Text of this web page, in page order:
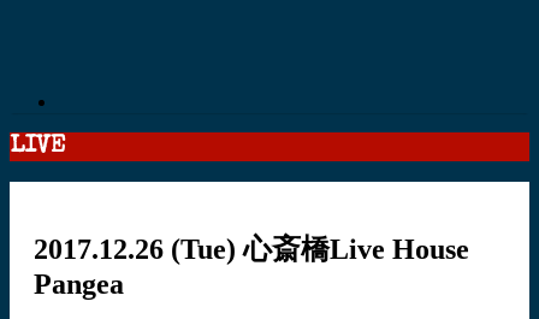
LIVE
2017.12.26 (Tue) 心斎橋Live House
Pangea